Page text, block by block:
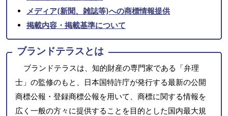
メディア(新聞、雑誌等)への商標情報提供
掲載内容・掲載基準について
ブランドテラスとは
ブランドテラスは、知的財産の専門家である「弁理
士」の監修のもと、日本国特許庁が発行する最新の公開
商標公報・登録商標公報を用いて、商標に関する情報を
広く一般の方々に提供することを目的とした国内最大規